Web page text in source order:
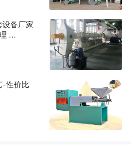
备厂家
...
-性价比